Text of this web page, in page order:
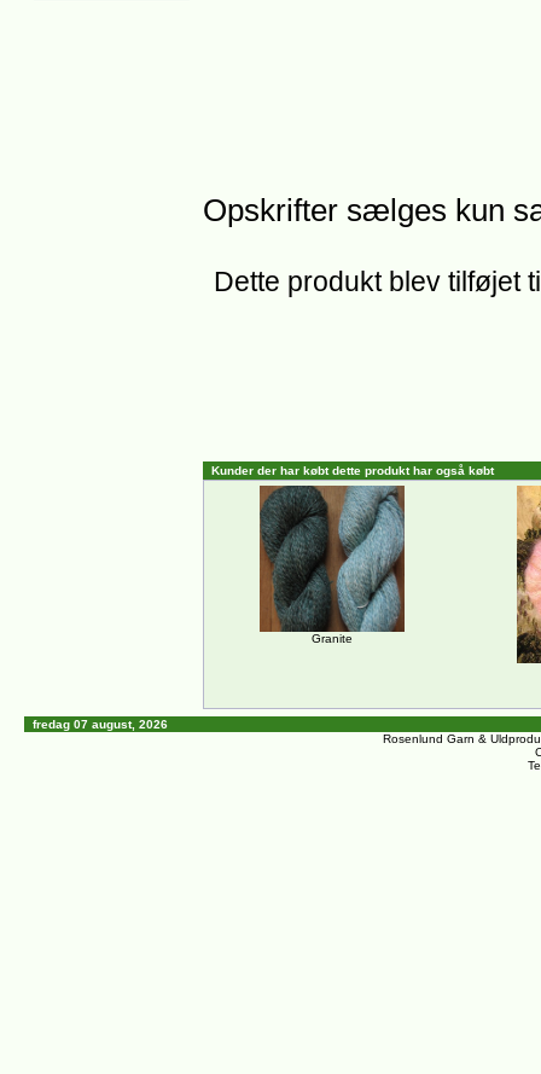
Opskrifter sælges kun
Dette produkt blev tilføjet
Kunder der har købt dette produkt har også købt
Granite
fredag 07 august, 2026
Rosenlund Garn &